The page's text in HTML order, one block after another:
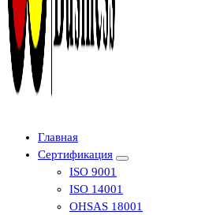
Центр сертификации в Уфе ( услуги
оформление декларации
Главная
Сертификация
ISO 9001
ISO 14001
OHSAS 18001